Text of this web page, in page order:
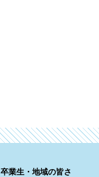
卒業生・地域の皆さ